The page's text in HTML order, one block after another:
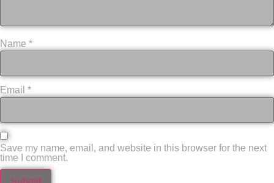
Name *
Email *
Save my name, email, and website in this browser for the next
time I comment.